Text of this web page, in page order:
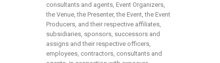
consultants and agents, Event Organizers,
the Venue, the Presenter, the Event, the Event
Producers, and their respective affiliates,
subsidiaries, sponsors, successors and
assigns and their respective officers,
employees, contractors, consultants and